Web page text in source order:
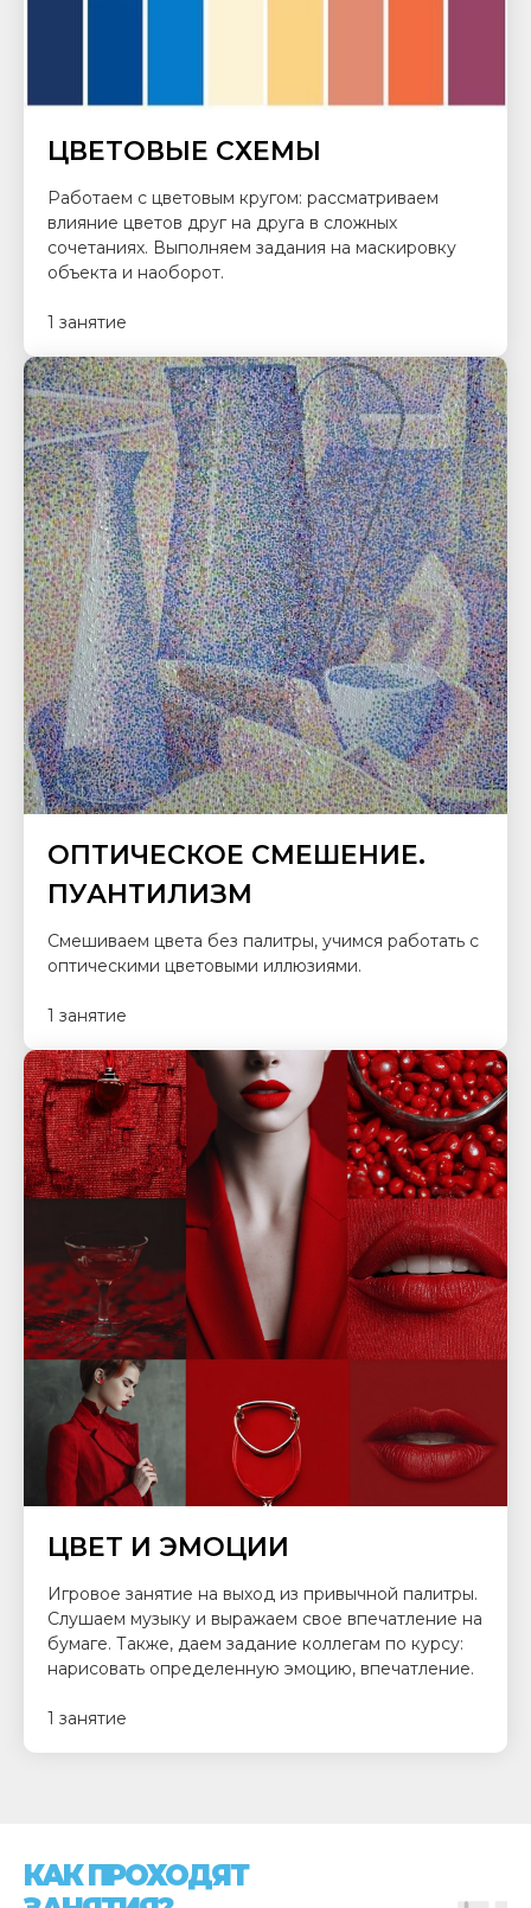
ЦВЕТОВЫЕ СХЕМЫ
Работаем с цветовым кругом: рассматриваем
влияние цветов друг на друга в сложных
сочетаниях. Выполняем задания на маскировку
объекта и наоборот.
1 занятие
ОПТИЧЕСКОЕ СМЕШЕНИЕ.
ПУАНТИЛИЗМ
Смешиваем цвета без палитры, учимся работать с
оптическими цветовыми иллюзиями.
1 занятие
ЦВЕТ И ЭМОЦИИ
Игровое занятие на выход из привычной палитры.
Слушаем музыку и выражаем свое впечатление на
бумаге. Также, даем задание коллегам по курсу:
нарисовать определенную эмоцию, впечатление.
1 занятие
КАК ПРОХОДЯТ